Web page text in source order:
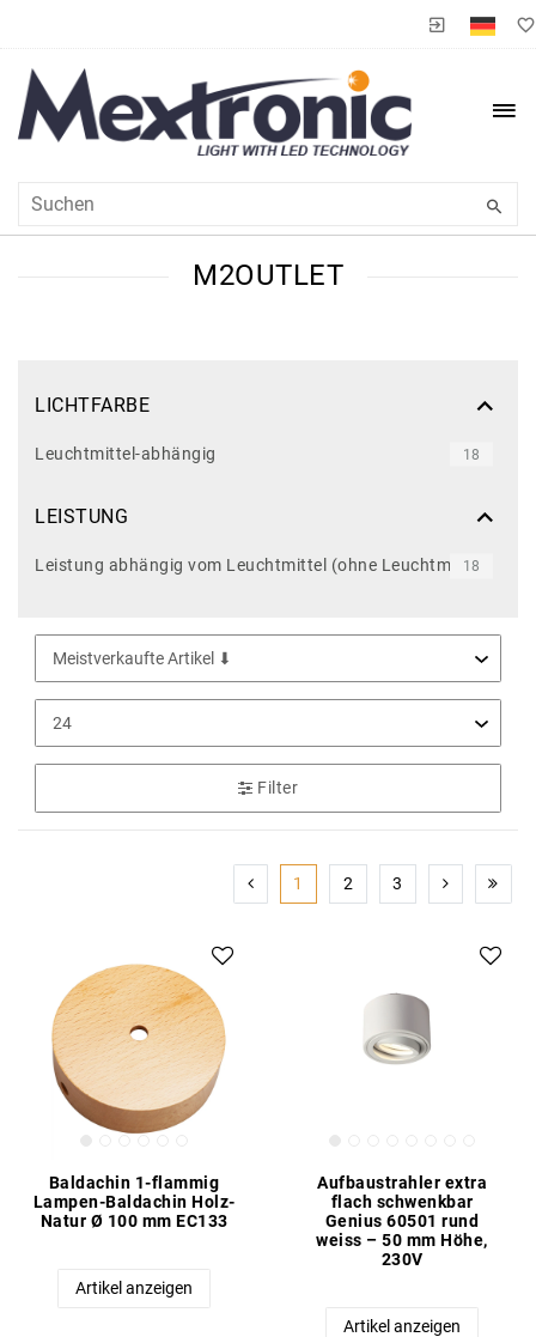
M2OUTLET
LICHTFARBE
Leuchtmittel-abhängig 18
LEISTUNG
Leistung abhängig vom Leuchtmittel (ohne Leuchtmittel)
18
Filter
1 2 3
Baldachin 1-flammig
Lampen-Baldachin Holz-
Natur Ø 100 mm EC133
Artikel anzeigen
Aufbaustrahler extra
flach schwenkbar
Genius 60501 rund
weiss – 50 mm Höhe,
230V
Artikel anzeigen